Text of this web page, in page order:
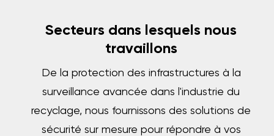
Secteurs dans lesquels nous
travaillons
De la protection des infrastructures à la
surveillance avancée dans l'industrie du
recyclage, nous fournissons des solutions de
sécurité sur mesure pour répondre à vos